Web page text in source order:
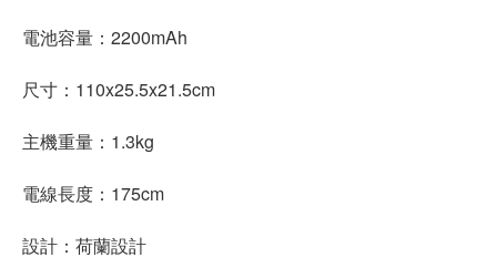
電池容量：2200mAh
尺寸：110x25.5x21.5cm
主機重量：1.3kg
電線長度：175cm
設計：荷蘭設計